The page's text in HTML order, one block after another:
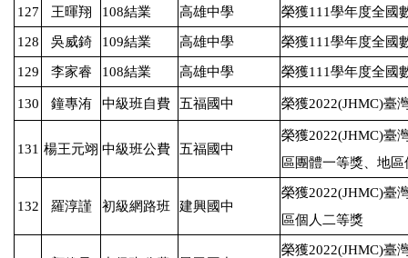
127 王暉翔 108結業 高雄中學 榮獲111學年度全國
128 吳威錡 109結業 高雄中學 榮獲111學年度全國
129 李家睿 108結業 高雄中學 榮獲111學年度全國
130 鐘專洧 中級班自費 五福國中 榮獲2022(JHMC)臺
131 楊王元翊 中級班公費 五福國中
榮獲2022(JHMC)臺
區團體一等獎、地
132 羅淳謹 初級網路班 建興國中
榮獲2022(JHMC)臺
區個人二等獎
榮獲2022(JHMC)臺